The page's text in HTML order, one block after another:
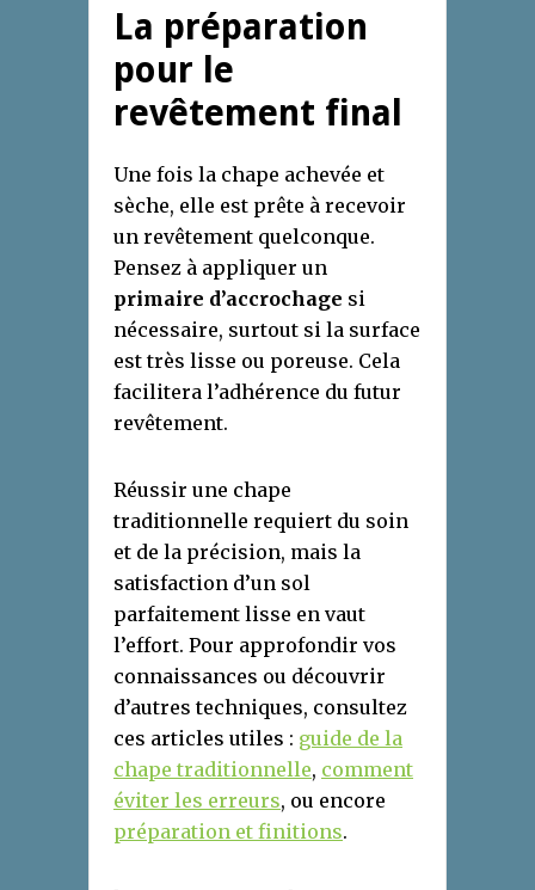
La préparation
pour le
revêtement final
Une fois la chape achevée et
sèche, elle est prête à recevoir
un revêtement quelconque.
Pensez à appliquer un
primaire d’accrochage si
nécessaire, surtout si la surface
est très lisse ou poreuse. Cela
facilitera l’adhérence du futur
revêtement.
Réussir une chape
traditionnelle requiert du soin
et de la précision, mais la
satisfaction d’un sol
parfaitement lisse en vaut
l’effort. Pour approfondir vos
connaissances ou découvrir
d’autres techniques, consultez
ces articles utiles : guide de la
chape traditionnelle, comment
éviter les erreurs, ou encore
préparation et finitions.